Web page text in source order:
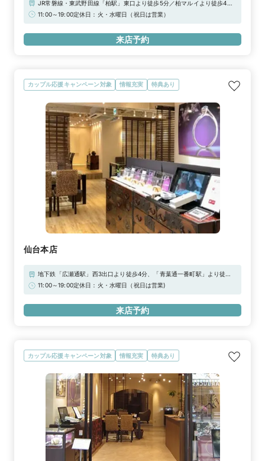
JR常磐線・東武野田線「柏駅」東口より徒歩5分／柏マルイより徒歩4分
【駐車場】・柏市市営駐車場・中央町パーキングA ※上記「無料提携駐車
11:00～19:00定休日：火・水曜日（祝日は営業）
来店予約
カップル応援キャンペーン対象 情報充実 特典あり
仙台本店
地下鉄「広瀬通駅」西3出口より徒歩4分、「青葉通一番町駅」より徒歩2
分／藤崎 仙台本店より徒歩1分JR仙石線「あおば通駅」1番出口から徒歩5
ング：仙台市青葉区一番町2-5-5（ 7:00〜24:00 ）■ザ・パーク青葉通一
番町：仙台市青葉区一番町2-4-25 (8:00～20:00)※上記「無料提携駐
11:00～19:00定休日：火・水曜日（祝日は営業)
来店予約
カップル応援キャンペーン対象 情報充実 特典あり